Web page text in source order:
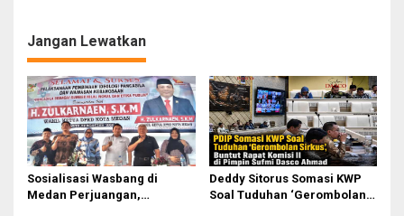
Jangan Lewatkan
Sosialisasi Wasbang di
Medan Perjuangan,
Deddy Sitorus Somasi KWP
Soal Tuduhan ‘Gerombolan